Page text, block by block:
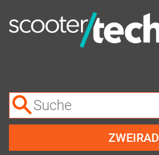
ZWEIRAD